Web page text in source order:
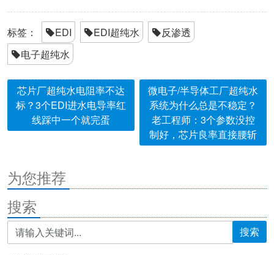
标签： EDI EDI超纯水
反渗透
电子超纯水
芯片厂超纯水电阻率不达
标？3个EDI进水电导率红
线踩中一个就完蛋
微电子/半导体工厂超纯水
系统为什么总是不稳定？
老工程师：3个参数没控
制好，芯片良率直接腰斩
为您推荐
搜索
搜索